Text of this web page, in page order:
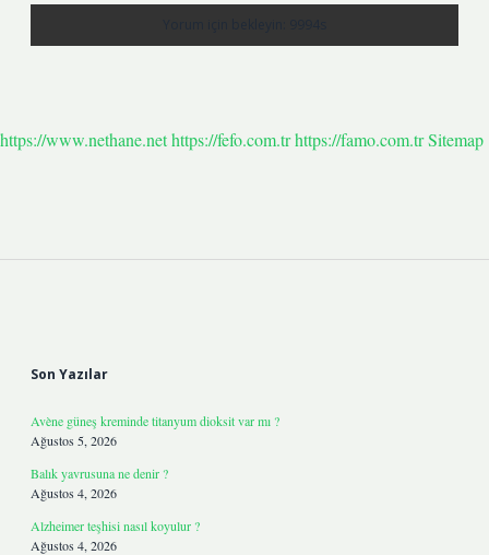
https://www.nethane.nethttps://fefo.com.trhttps://famo.com.trSitemap
Son Yazılar
Avène güneş kreminde titanyum dioksit var mı ?
Ağustos 5, 2026
Balık yavrusuna ne denir ?
Ağustos 4, 2026
Alzheimer teşhisi nasıl koyulur ?
Ağustos 4, 2026